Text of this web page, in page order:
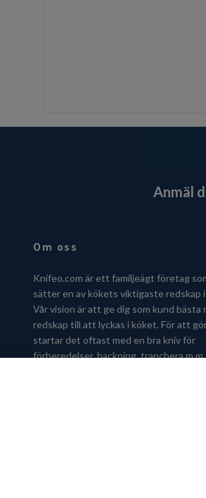
Anmäl
Om oss
Knifeo.com är ett familjeägt företag
sätter en av kökets viktigaste redskap
Vår vision är att ge dig som kund bästa
redskap till att lyckas i köket. För att
startar det oftast med en bra kniv för
förberedelser, hackning, tranchera